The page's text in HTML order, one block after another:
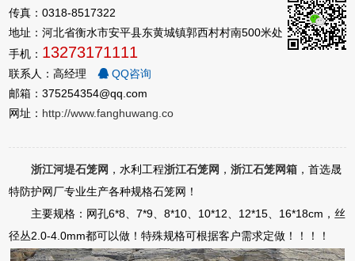
传真：0318-8517322
地址：河北省衡水市安平县东黄城镇郭西村村南500米处
手机： 13273171111
联系人：高经理
QQ咨询
邮箱：375254354@qq.com
网址： http://www.fanghuwang.co
浙江河堤石笼网 ，水利工程浙江石笼网 ，浙江石笼网箱 ，首选晟
特防护网厂专业生产各种规格石笼网！
主要规格：网孔6*8、7*9、8*10、10*12、12*15、16*18cm，丝
径丛2.0-4.0mm都可以做！特殊规格可根据客户需求定做！！！！